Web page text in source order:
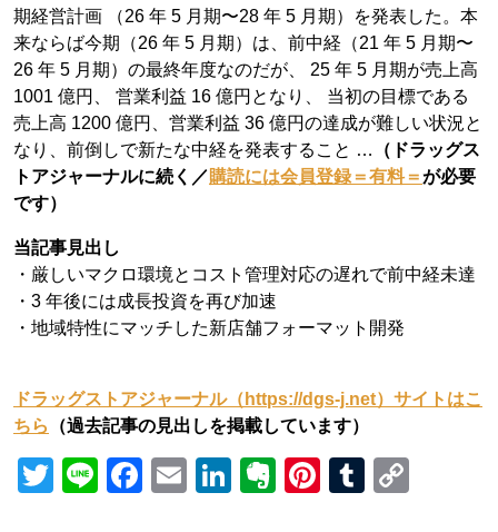
期経営計画 （26 年 5 月期〜28 年 5 月期）を発表した。本
来ならば今期（26 年 5 月期）は、前中経（21 年 5 月期〜
26 年 5 月期）の最終年度なのだが、 25 年 5 月期が売上高
1001 億円、 営業利益 16 億円となり、 当初の目標である
売上高 1200 億円、営業利益 36 億円の達成が難しい状況と
なり、前倒しで新たな中経を発表すること …
（ドラッグス
トアジャーナルに続く／購読には会員登録＝有料＝が必要
です）
当記事見出し
・厳しいマクロ環境とコスト管理対応の遅れで前中経未達
・3 年後には成長投資を再び加速
・地域特性にマッチした新店舗フォーマット開発
ドラッグストアジャーナル（https://dgs-j.net）サイトはこ
ちら
（過去記事の見出しを掲載しています）
Twitter
LineFacebook
EmailLinkedIn
Evernote
Pinterest
Tumblr